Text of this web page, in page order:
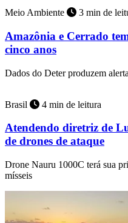
Meio Ambiente 3 min de
Amazônia e Cerrado
cinco anos
Dados do Deter produzem
Brasil 4 min de leitura
Atendendo diretriz de
de drones de ataque
Drone Nauru 1000C terá sua
mísseis